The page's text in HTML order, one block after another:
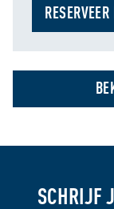
SCHRIJF